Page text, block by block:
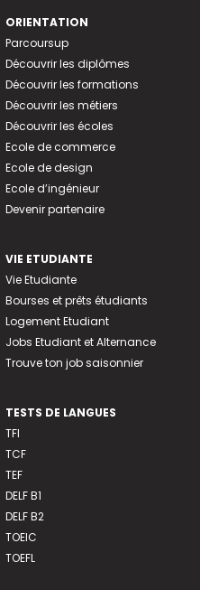
ORIENTATION
Parcoursup
Découvrir les diplômes
Découvrir les formations
Découvrir les métiers
Découvrir les écoles
Ecole de commerce
Ecole de design
Ecole d’ingénieur
Devenir partenaire
VIE ETUDIANTE
Vie Etudiante
Bourses et prêts étudiants
Logement Etudiant
Jobs Etudiant et Alternance
Trouve ton job saisonnier
TESTS DE LANGUES
TFI
TCF
TEF
DELF B1
DELF B2
TOEIC
TOEFL